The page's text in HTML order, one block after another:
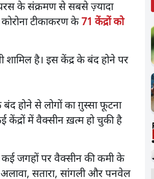
के संक्रमण से सबसे ज़्यादा
टीकाकरण के71 केंद्रों को
शामिल है। इस केंद्र के बंद होने पर
होने से लोगों का ग़ुस्सा फूटना
केंद्रों में वैक्सीन ख़त्म हो चुकी है
में कई जगहों पर वैक्सीन की कमी के
सतारा, सांगली और पनवेल